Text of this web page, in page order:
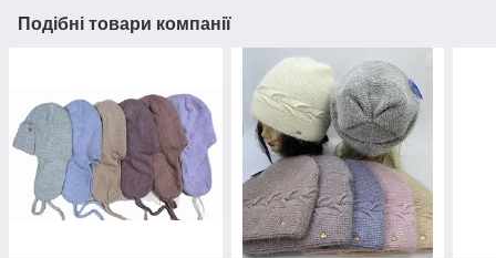
Подібні товари компанії